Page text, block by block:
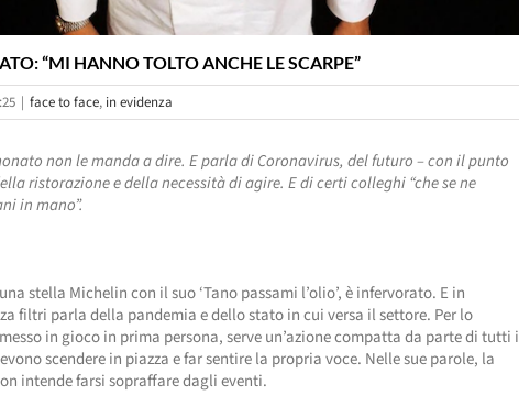
“MI HANNO TOLTO ANCHE LE SCARPE”
| face to face, in evidenza
non le manda a dire. E parla di Coronavirus, del futuro – con il punto
ristorazione e della necessità di agire. E di certi colleghi “che se ne
in mano”.
stella Michelin con il suo ‘Tano passami l’olio’, è infervorato. E in
filtri parla della pandemia e dello stato in cui versa il settore. Per lo
in gioco in prima persona, serve un’azione compatta da parte di tutti i
scendere in piazza e far sentire la propria voce. Nelle sue parole, la
intende farsi sopraffare dagli eventi.